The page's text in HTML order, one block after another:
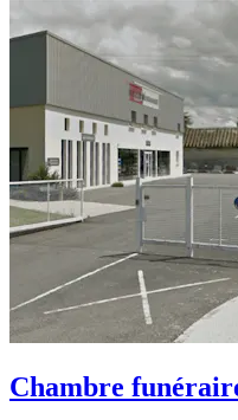
Chambre